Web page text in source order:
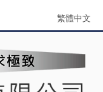
繁體中文